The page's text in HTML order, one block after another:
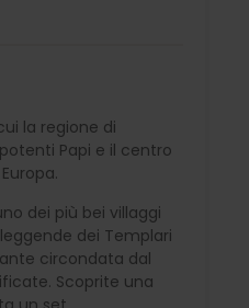
la regione di
Papi e il centro
dei più bei villaggi
dei Templari
circondata dal
Scoprite una